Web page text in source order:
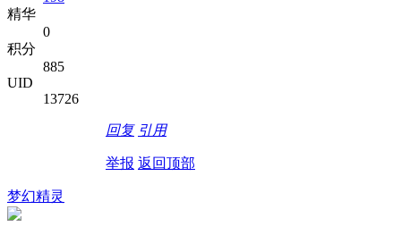
精华
0
积分
885
UID
13726
回复 引用
举报 返回顶部
梦幻精灵